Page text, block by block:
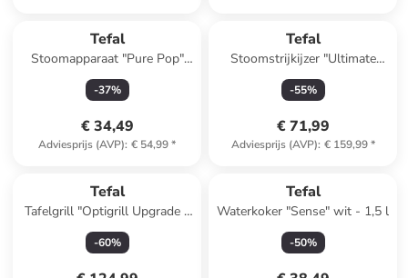
Tefal
Stoomapparaat "Pure Pop"
geel
-37%
€ 34,49
Adviesprijs (AVP): € 54,99*
Tefal
Stoomstrijkijzer "Ultimate
Pure" groen/zwart
-55%
€ 71,99
Adviesprijs (AVP): € 159,99*
Tefal
Tafelgrill "Optigrill Upgrade -
GC717810" zwart
-60%
Tefal
Waterkoker "Sense" wit - 1,5 l
-50%